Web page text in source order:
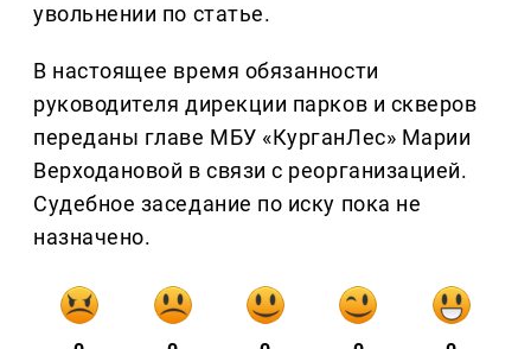
увольнении по статье.
В настоящее время обязанности
руководителя дирекции парков и скверов
переданы главе МБУ «КурганЛес» Марии
Верходановой в связи с реорганизацией.
Судебное заседание по иску пока не
назначено.